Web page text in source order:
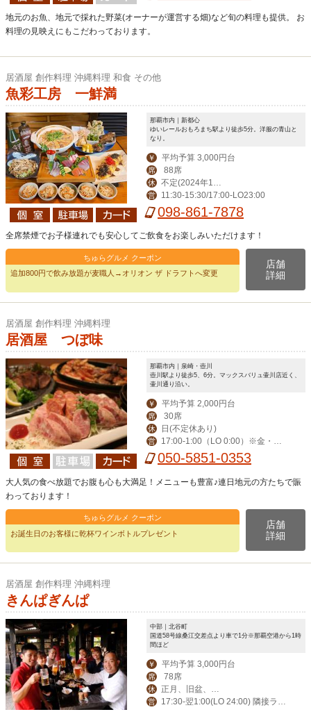
地元のお魚、地元で採れた野菜(オーナーが運営する畑)など旬の料理も提供。 お
料理の見映えにもこだわっております。
居酒屋 創作料理 沖縄料理 和食 その他
魚彩工房 一鮮満
那覇市内｜新都心
ゆいレールおもろまち駅より徒歩5分。洋服の青山と
なり。
￥ 平均予算 3,000円台
席 88席
休
不定(2024年12
月31日はお休み,202
5年1月1日はランチ
営 11:30-15:30/17:00-LO23:00
098-861-7878
全席禁煙でお子様連れでも安心してご飲食をお楽しみいただけます！
ちゅらグルメ クーポン
追加800円で飲み放題が麦職人→オリオン ザ ドラフトへ変更
店舗
詳細
居酒屋 創作料理 沖縄料理
居酒屋 つぼ味
那覇市内｜泉崎・壺川
壺川駅より徒歩5、6分。マックスバリュ壷川店近く、
壷川通り沿い。
￥ 平均予算 2,000円台
席 30席
休 日(不定休あり)
営
17:00-1:00（LO 0:00）※金・土・
祝前日-2:00（LO 1:00）
050-5851-0353
大人気の食べ放題でお腹も心も大満足！メニューも豊富♪連日地元の方たちで賑
わっております！
ちゅらグルメ クーポン
お誕生日のお客様に乾杯ワインボトルプレゼント
店舗
詳細
居酒屋 創作料理 沖縄料理
きんぱぎんぱ
中部｜北谷町
国道58号線桑江交差点より車で1分※那覇空港から1時
間ほど
￥ 平均予算 3,000円台
席 78席
休
正月、旧盆、第
ニ水曜日
営
17:30-翌1:00(LO 24:00) 隣接ラー